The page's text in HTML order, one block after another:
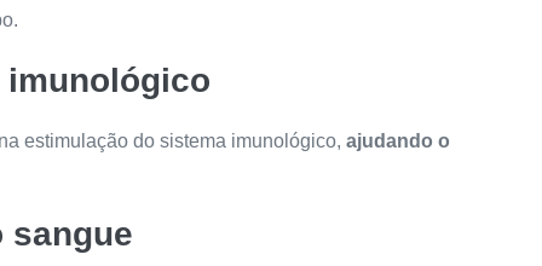
imunológico
estimulação do sistema imunológico, ajudando o
sangue